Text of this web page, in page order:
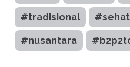
#tradisional #sehat
#nusantara